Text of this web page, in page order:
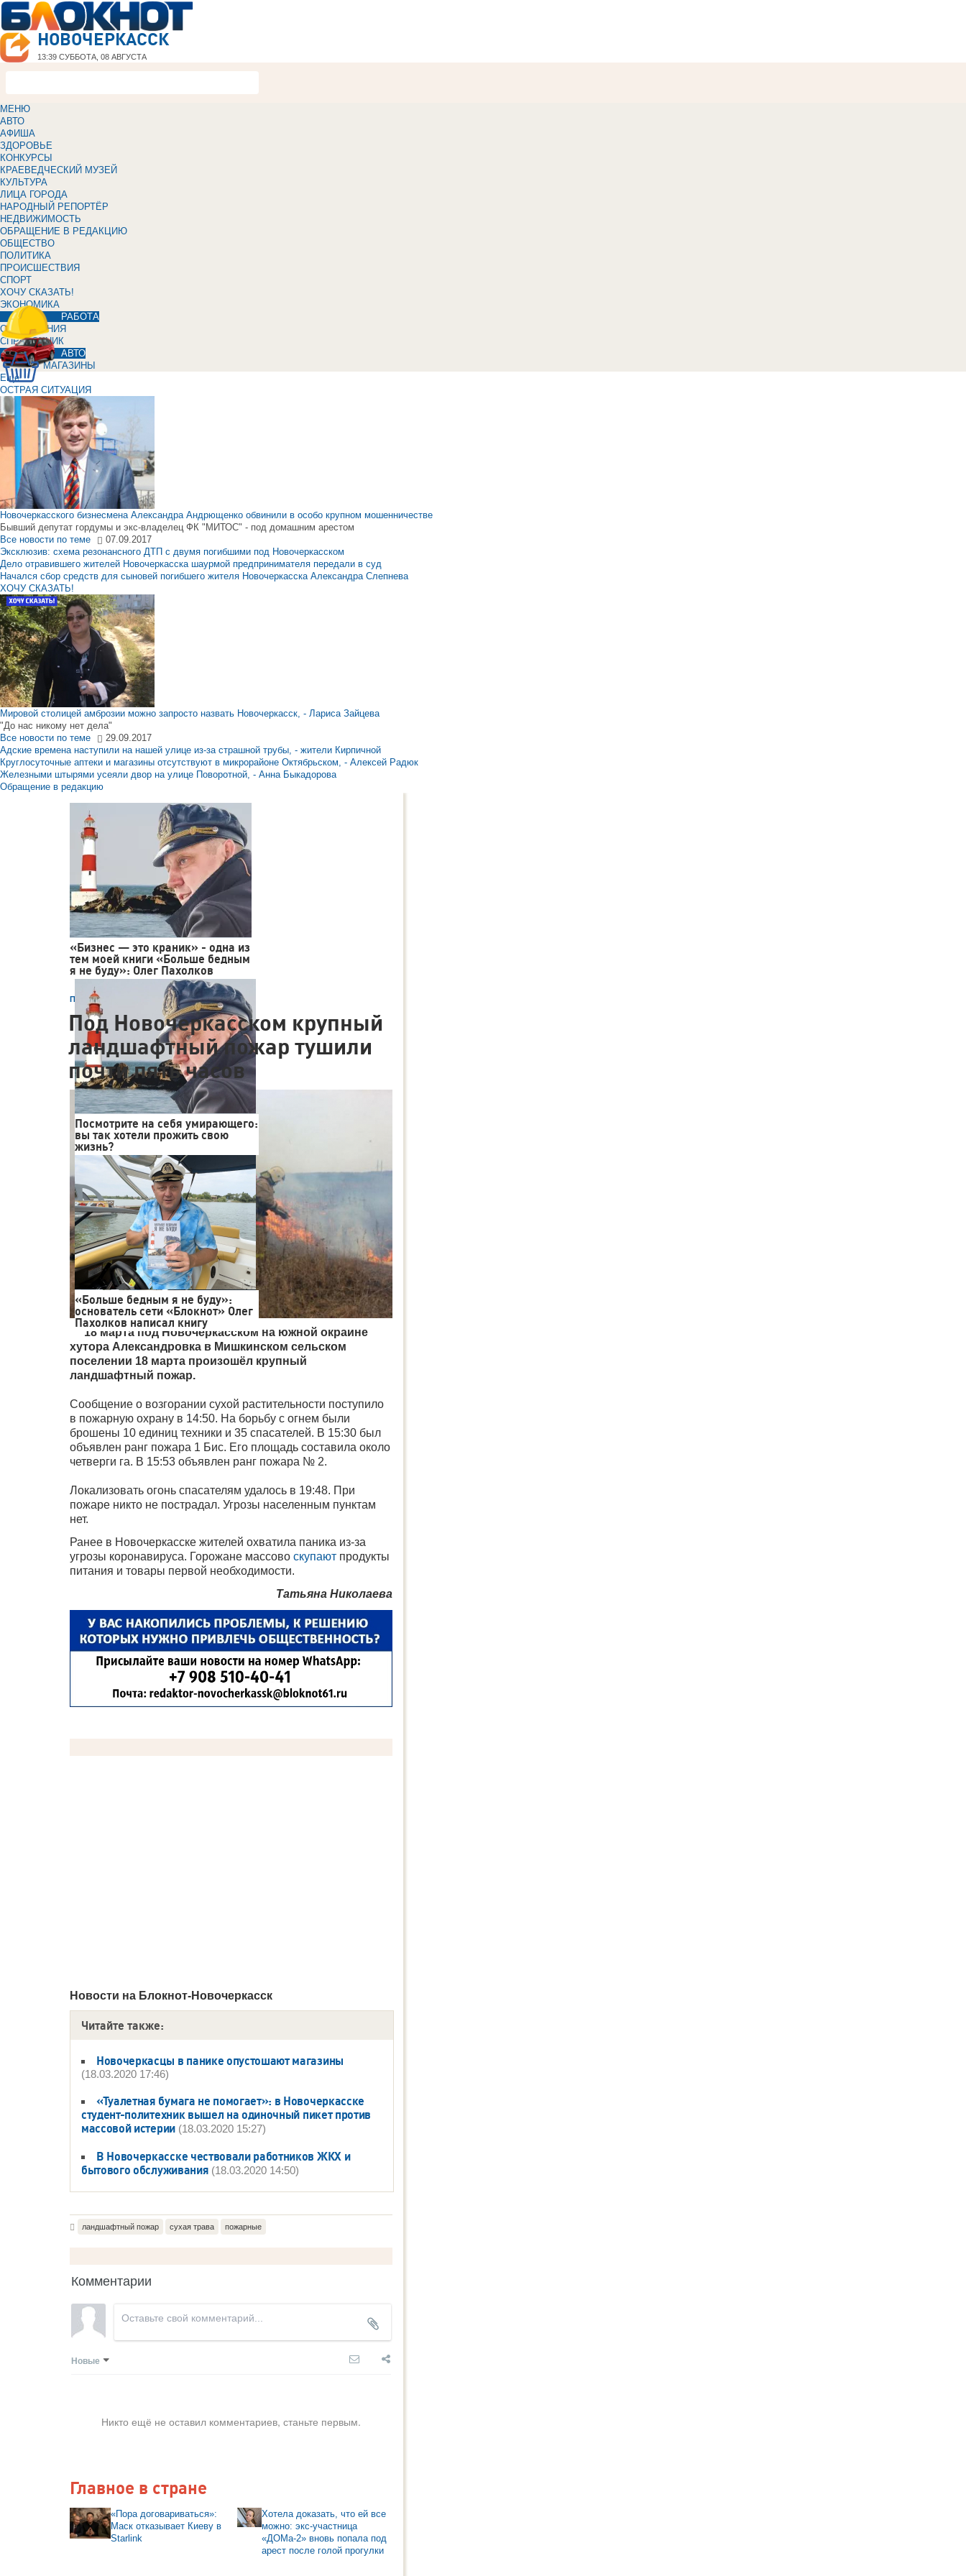
НОВОЧЕРКАССК
13:39 СУББОТА, 08 АВГУСТА
МЕНЮ
АВТО
АФИША
ЗДОРОВЬЕ
КОНКУРСЫ
КРАЕВЕДЧЕСКИЙ МУЗЕЙ
КУЛЬТУРА
ЛИЦА ГОРОДА
НАРОДНЫЙ РЕПОРТЁР
НЕДВИЖИМОСТЬ
ОБРАЩЕНИЕ В РЕДАКЦИЮ
ОБЩЕСТВО
ПОЛИТИКА
ПРОИСШЕСТВИЯ
СПОРТ
ХОЧУ СКАЗАТЬ!
ЭКОНОМИКА
РАБОТА
ОБЪЯВЛЕНИЯ
СПРАВОЧНИК
АВТО
МАГАЗИНЫ
Еще
ОСТРАЯ СИТУАЦИЯ
Новочеркасского бизнесмена Александра Андрющенко обвинили в особо крупном мошенничестве
Бывший депутат гордумы и экс-владелец ФК "МИТОС" - под домашним арестом
Все новости по теме
07.09.2017
Эксклюзив: схема резонансного ДТП с двумя погибшими под Новочеркасском
Дело отравившего жителей Новочеркасска шаурмой предпринимателя передали в суд
Начался сбор средств для сыновей погибшего жителя Новочеркасска Александра Слепнева
ХОЧУ СКАЗАТЬ!
Мировой столицей амброзии можно запросто назвать Новочеркасск, - Лариса Зайцева
"До нас никому нет дела"
Все новости по теме
29.09.2017
Адские времена наступили на нашей улице из-за страшной трубы, - жители Кирпичной
Круглосуточные аптеки и магазины отсутствуют в микрорайоне Октябрьском, - Алексей Радюк
Железными штырями усеяли двор на улице Поворотной, - Анна Быкадорова
Обращение в редакцию
«Бизнес — это краник» - одна из
тем моей книги «Больше бедным
я не буду»: Олег Пахолков
Посмотрите на себя умирающего:
вы так хотели прожить свою
жизнь?
«Больше бедным я не буду»:
основатель сети «Блокнот» Олег
Пахолков написал книгу
Происшествия 19.03.2020 08:36
Под Новочеркасском крупный
ландшафтный пожар тушили
почти пять часов
18 марта под Новочеркасском на южной окраине
хутора Александровка в Мишкинском сельском
поселении 18 марта произошёл крупный
ландшафтный пожар.
Сообщение о возгорании сухой растительности поступило
в пожарную охрану в 14:50. На борьбу с огнем были
брошены 10 единиц техники и 35 спасателей. В 15:30 был
объявлен ранг пожара 1 Бис. Его площадь составила около
четверги га. В 15:53 объявлен ранг пожара № 2.
Локализовать огонь спасателям удалось в 19:48. При
пожаре никто не пострадал. Угрозы населенным пунктам
нет.
Ранее в Новочеркасске жителей охватила паника из-за
угрозы коронавируса. Горожане массово скупают продукты
питания и товары первой необходимости.
Татьяна Николаева
Новости на Блoкнoт-Новочеркасск
Читайте также:
Новочеркасцы в панике опустошают магазины
(18.03.2020 17:46)
«Туалетная бумага не помогает»: в Новочеркасске
студент-политехник вышел на одиночный пикет против
массовой истерии (18.03.2020 15:27)
В Новочеркасске чествовали работников ЖКХ и
бытового обслуживания (18.03.2020 14:50)
ландшафтный пожар сухая трава пожарные
Комментарии
Новые
Никто ещё не оставил комментариев, станьте первым.
Главное в стране
«Пора договариваться»:
Маск отказывает Киеву в
Starlink
Хотела доказать, что ей все
можно: экс-участница
«ДОМа-2» вновь попала под
арест после голой прогулки